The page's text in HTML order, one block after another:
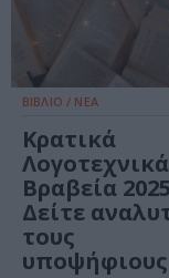
ΒΙΒΛΙΟ / ΝΕΑ
Κρατικά
Λογοτεχνικά
Βραβεία
Δείτε
τους
υποψήφιους